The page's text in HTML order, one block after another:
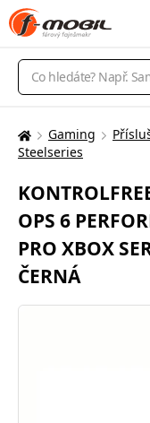
Vyhledávání
Zde
nacházíte:
Gaming
Steelseries
OPS 6
PRO XBOX
ČERNÁ